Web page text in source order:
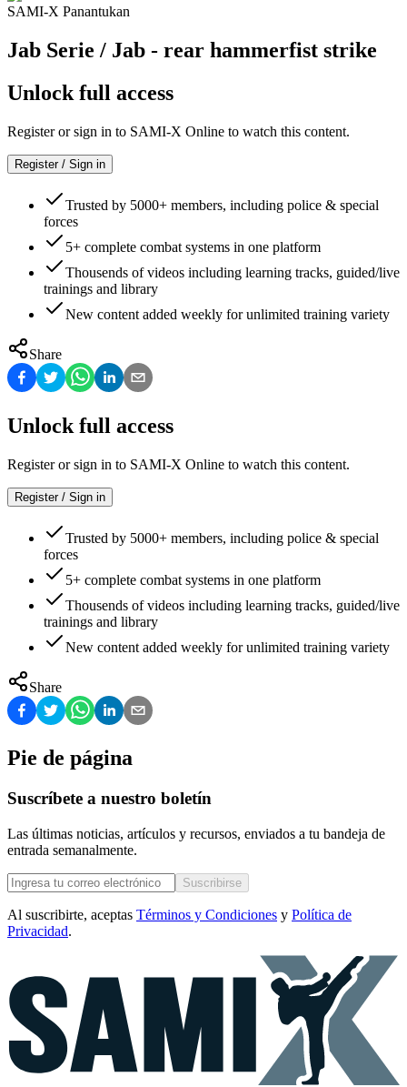
SAMI-X Panantukan
Jab Serie / Jab - rear hammerfist strike
Unlock full access
Register or sign in to SAMI-X Online to watch this content.
Register / Sign in
Trusted by 5000+ members, including police & special
forces
5+ complete combat systems in one platform
Thousends of videos including learning tracks, guided/live
trainings and library
New content added weekly for unlimited training variety
Share
Unlock full access
Register or sign in to SAMI-X Online to watch this content.
Register / Sign in
Trusted by 5000+ members, including police & special
forces
5+ complete combat systems in one platform
Thousends of videos including learning tracks, guided/live
trainings and library
New content added weekly for unlimited training variety
Share
Pie de página
Suscríbete a nuestro boletín
Las últimas noticias, artículos y recursos, enviados a tu bandeja de
entrada semanalmente.
Suscribirse
Al suscribirte, aceptas Términos y Condiciones y Política de
Privacidad.